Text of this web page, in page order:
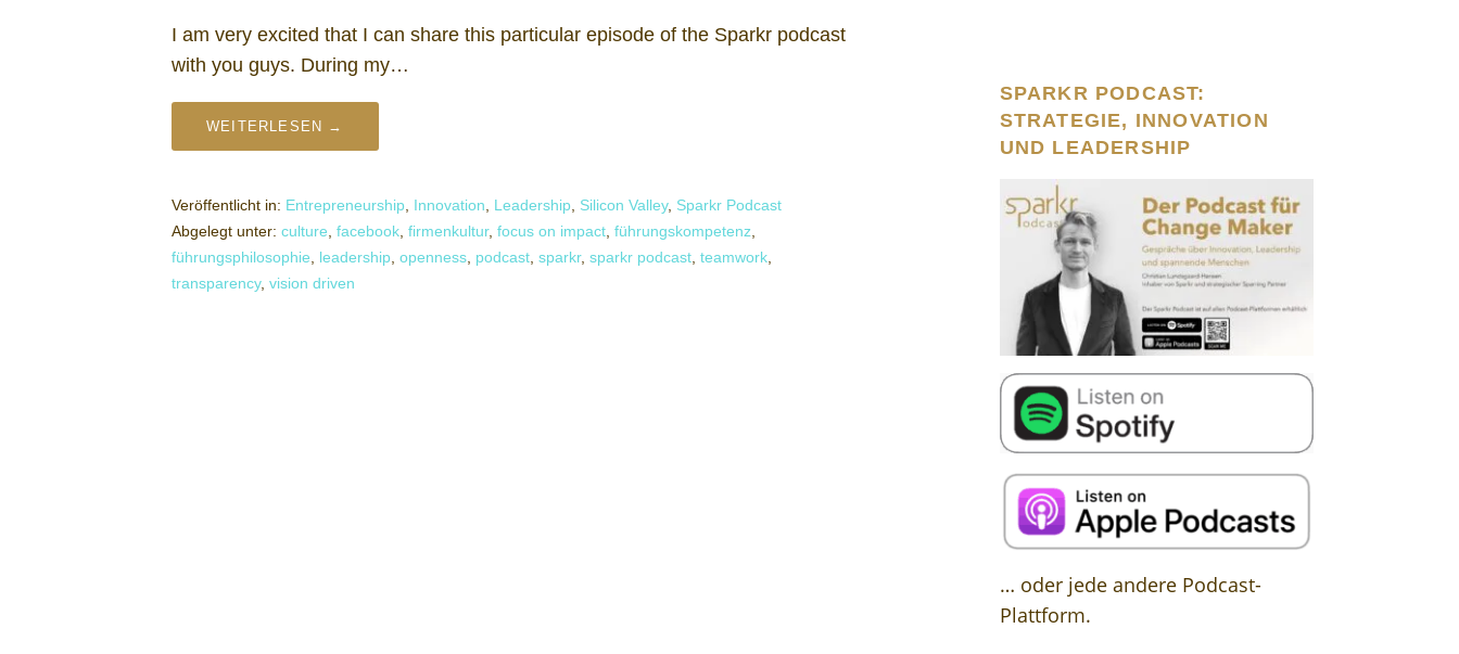
I am very excited that I can share this particular episode of the Sparkr podcast
with you guys. During my…
WEITERLESEN →
Veröffentlicht in: Entrepreneurship Innovation Leadership Silicon Valley, Sparkr Podcast
Abgelegt unter: culture facebook firmenkultur, focus on impact führungskompetenz
führungsphilosophie
leadership openness podcast sparkr, sparkr podcast teamwork
transparency, vision driven
SPARKR PODCAST:
STRATEGIE, INNOVATION
UND LEADERSHIP
… oder jede andere Podcast-
Plattform.